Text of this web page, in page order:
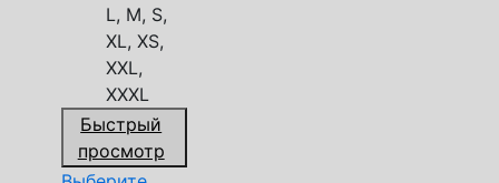
L, M, S,
XL, XS,
XXL,
XXXL
Быстрый
просмотр